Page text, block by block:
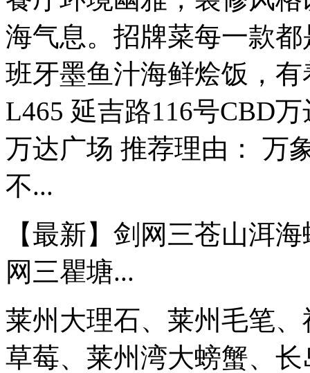
海气息。招牌菜每一款
班牙墨鱼汁海鲜烩饭，
L465 延吉路116号CBD
万达广场 推荐理由： 万
不...
【最新】剑网三苍山洱
网三瞿塘...
莱州大理石、莱州毛笔
草莓、莱州湾大螃蟹、